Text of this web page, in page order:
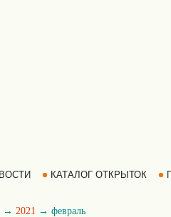
КАТАЛОГ ОТКРЫТОК
→ 2021 → февраль